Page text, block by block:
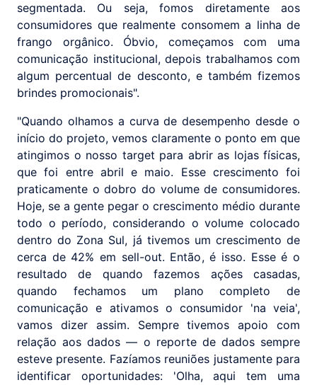
segmentada. Ou seja, fomos diretamente aos
consumidores que realmente consomem a linha de
frango orgânico. Óbvio, começamos com uma
comunicação institucional, depois trabalhamos com
algum percentual de desconto, e também fizemos
brindes promocionais".
"Quando olhamos a curva de desempenho desde o
início do projeto, vemos claramente o ponto em que
atingimos o nosso target para abrir as lojas físicas,
que foi entre abril e maio. Esse crescimento foi
praticamente o dobro do volume de consumidores.
Hoje, se a gente pegar o crescimento médio durante
todo o período, considerando o volume colocado
dentro do Zona Sul, já tivemos um crescimento de
cerca de 42% em sell-out. Então, é isso. Esse é o
resultado de quando fazemos ações casadas,
quando fechamos um plano completo de
comunicação e ativamos o consumidor 'na veia',
vamos dizer assim. Sempre tivemos apoio com
relação aos dados — o reporte de dados sempre
esteve presente. Fazíamos reuniões justamente para
identificar oportunidades: 'Olha, aqui tem uma